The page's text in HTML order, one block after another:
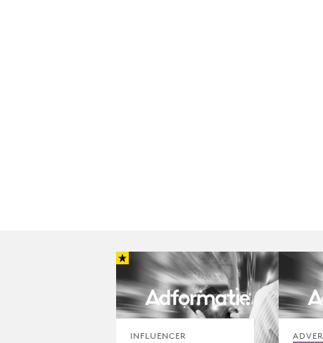
INFLUENCER